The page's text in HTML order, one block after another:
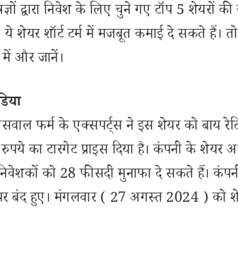
द्वारा निवेश के लिए चुने गए टॉप 5 शेयरों की
ये शेयर शॉर्ट टर्म में मजबूत कमाई दे सकते हैं।
में और जानें।
फर्म के एक्सपर्ट्स ने इस शेयर को बाय
का टारगेट प्राइस दिया है। कंपनी के शेयर
को 28 फीसदी मुनाफा दे सकते हैं।
बंद हुए। मंगलवार ( 27 अगस्त 2024 ) को